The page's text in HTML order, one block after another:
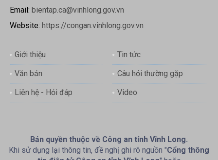
Email: bientap.ca@vinhlong.gov.vn
Website: https://congan.vinhlong.gov.vn
Giới thiệu Tin tức
Văn bản Câu hỏi thường gặp
Liên hệ - Hỏi đáp Video
Bản quyền thuộc về Công an tỉnh Vĩnh Long.
Khi sử dụng lại thông tin, đề nghị ghi rõ nguồn "Cổng thông